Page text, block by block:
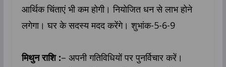
आर्थिक चिंताएं भी कम होगी। नियोजित धन से लाभ होने
लगेगा। घर के सदस्य मदद करेंगे। शुभांक-5-6-9
मिथुन राशि :– अपनी गतिविधियों पर पुनर्विचार करें।